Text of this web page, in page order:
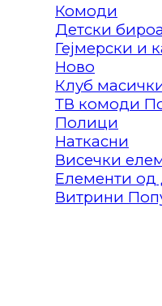
Комоди
Детски бироа
Гејмерски и
Клуб
ТВ комоди
Полици
Наткасни
Висечки
Елементи од
Витрини